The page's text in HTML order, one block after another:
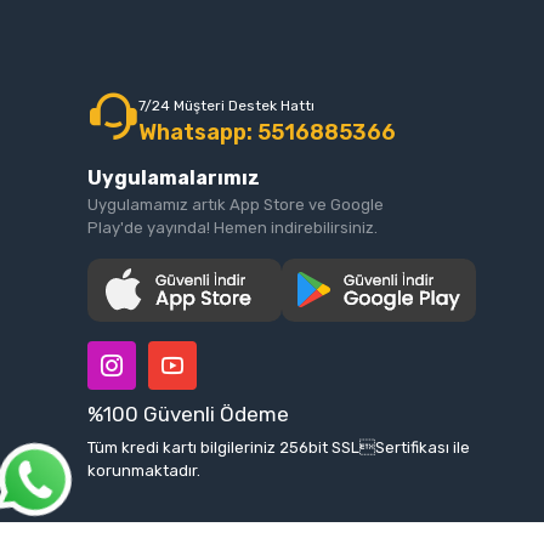
2.
Çok
zaman
(İpucu:
3.
Tozu
4.
7/24 Müşteri Destek Hattı
Whatsapp: 5516885366
Uygulamalarımız
Uygulamamız artık App Store ve Google
Play'de yayında! Hemen indirebilirsiniz.
%100 Güvenli Ödeme
Tüm kredi kartı bilgileriniz 256bit SSLSertifikası ile
korunmaktadır.